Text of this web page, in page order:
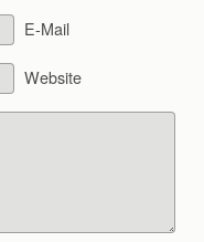
E-Mail
Website